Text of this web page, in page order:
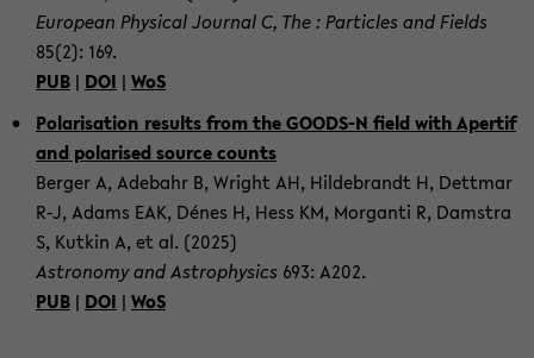
Eu­ropean Phy­si­cal Jour­nal C, The : Par­ti­cles and Fields
85(2): 169.
PUB | DOI | WoS
Po­la­ri­sa­ti­on re­sults from the GOODS-​N field with Aper­tif
and po­la­ri­sed source counts
Ber­ger A, Ade­bahr B, Wright AH, Hil­de­brandt H, Dett­mar
R-J, Adams EAK, Dénes H, Hess KM, Mor­gan­ti R, Dam­s­tra
S, Kut­kin A, et al. (2025)
As­tro­no­my and As­tro­phy­sics 693: A202.
PUB | DOI | WoS